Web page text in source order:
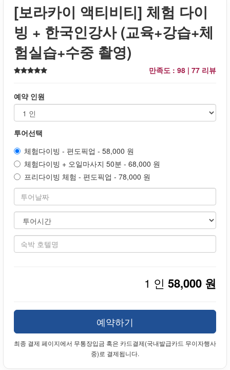
[보라카이 액티비티] 체험 다이
빙 + 한국인강사 (교육+강습+체
험실습+수중 촬영)
만족도 : 98 | 77 리뷰
예약 인원
투어선택
체험다이빙 - 편도픽업 - 58,000 원
체험다이빙 + 오일마사지 50분 - 68,000 원
프리다이빙 체험 - 편도픽업 - 78,000 원
1 인 58,000 원
예약하기
최종 결제 페이지에서 무통장입금 혹은 카드결제(국내발급카드 무이자행사
중)로 결제됩니다.